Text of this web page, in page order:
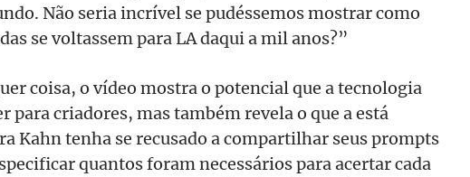
Não seria incrível se pudéssemos mostrar como
se voltassem para LA daqui a mil anos?”
coisa, o vídeo mostra o potencial que a tecnologia
para criadores, mas também revela o que a está
Kahn tenha se recusado a compartilhar seus prompts
quantos foram necessários para acertar cada